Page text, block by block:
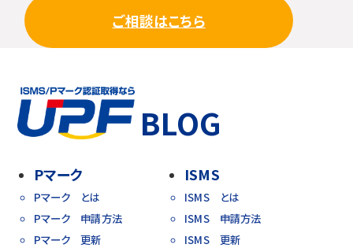
ご相談はこちら
BLOG
Pマーク
Pマーク とは
Pマーク 申請方法
Pマーク 更新
ISMS
ISMS とは
ISMS 申請方法
ISMS 更新